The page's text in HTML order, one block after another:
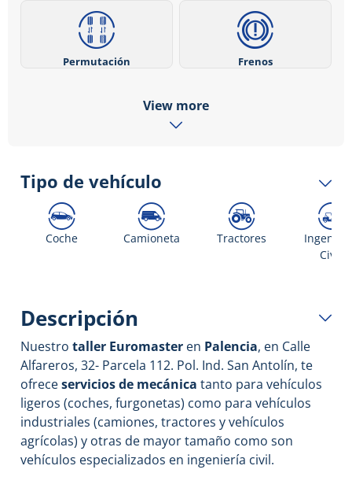
Permutación Frenos
View more
Tipo de vehículo
Coche Camioneta Tractores
Civil
Descripción
Nuestro taller Euromaster en Palencia, en Calle
Alfareros, 32- Parcela 112. Pol. Ind. San Antolín, te
ofreceservicios de mecánica tanto para vehículos
ligeros (coches, furgonetas) como para vehículos
industriales (camiones, tractores y vehículos
agrícolas) y otras de mayor tamaño como son
vehículos especializados en ingeniería civil.